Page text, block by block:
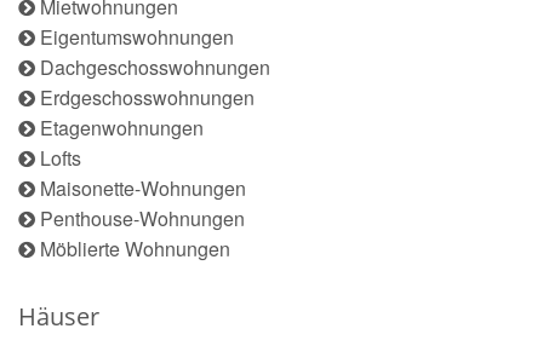
Mietwohnungen
Eigentumswohnungen
Dachgeschosswohnungen
Erdgeschosswohnungen
Etagenwohnungen
Lofts
Maisonette-Wohnungen
Penthouse-Wohnungen
Möblierte Wohnungen
Häuser